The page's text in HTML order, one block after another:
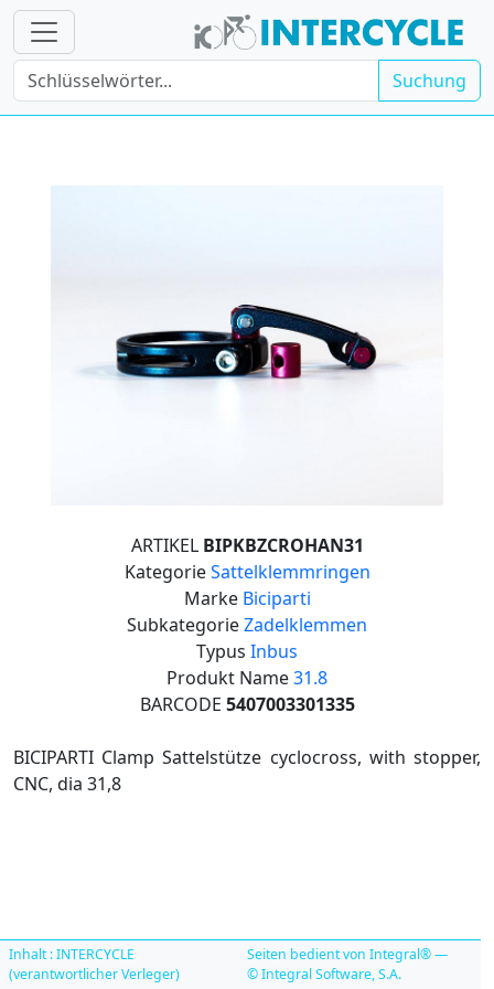
Suchung
ARTIKEL BIPKBZCROHAN31
KategorieSattelklemmringen
Marke Biciparti
SubkategorieZadelklemmen
Typus Inbus
Produkt Name31.8
BARCODE 5407003301335
BICIPARTI Clamp Sattelstütze cyclocross, with stopper,
CNC, dia 31,8
Inhalt : INTERCYCLE
(verantwortlicher Verleger)
Seiten bedient von Integral® —
© Integral Software, S.A.